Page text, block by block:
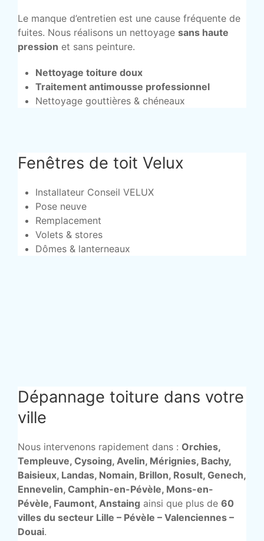
Le manque d’entretien est une cause fréquente de
fuites. Nous réalisons un nettoyage sans haute
pression et sans peinture.
Nettoyage toiture doux
Traitement antimousse professionnel
Nettoyage gouttières & chéneaux
Fenêtres de toit Velux
Installateur Conseil VELUX
Pose neuve
Remplacement
Volets & stores
Dômes & lanterneaux
Dépannage toiture dans votre
ville
Nous intervenons rapidement dans : Orchies,
Templeuve, Cysoing, Avelin, Mérignies, Bachy,
Baisieux, Landas, Nomain, Brillon, Rosult, Genech,
Ennevelin, Camphin-en-Pévèle, Mons-en-
Pévèle, Faumont, Anstaing ainsi que plus de 60
villes du secteur Lille – Pévèle – Valenciennes –
Douai.